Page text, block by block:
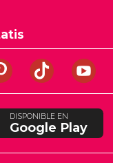
DISPONIBLE EN
Google Play